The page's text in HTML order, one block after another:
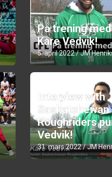
På trening
Kåre Vedvik!
5. april 2022 JM
Interview with
Saskatchewan
Roughriders
Vedvik!
31. mars 2022 JM